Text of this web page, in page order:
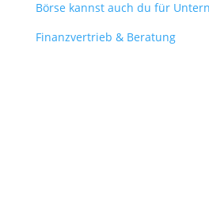
Börse kannst auch du für
Finanzvertrieb & Beratung